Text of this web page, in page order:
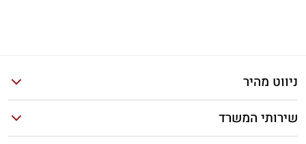
ניווט מהיר
שירותי המשרד